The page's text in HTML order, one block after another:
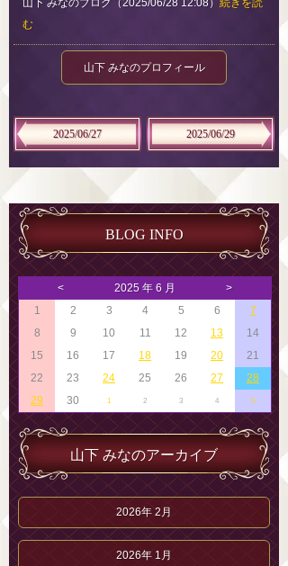
山下 みなのブログ（2025/06/28 12:08） 続きを読
む
山下 みなのプロフィール
2025/06/27 2025/06/29
BLOG INFO
< 2025 年 6 月
>
1
2 3 4 5 6
7
8
9 10 11 12 13
14
15
16 17 18 19 20
21
22
23 24 25 26 27
28
29
30 1 2 3 4 5
山下 みなのアーカイブ
2026年 2月
2026年 1月